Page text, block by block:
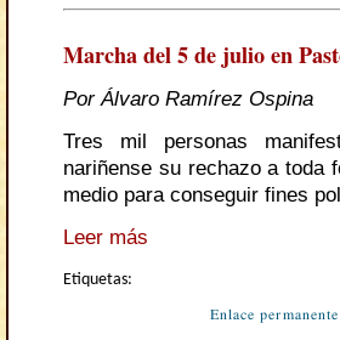
Marcha del 5 de julio en
Por Álvaro Ramírez Ospina
Tres mil personas
nariñense su rechazo a toda
medio para conseguir fines
Leer más
Etiquetas:
Enlace permanente